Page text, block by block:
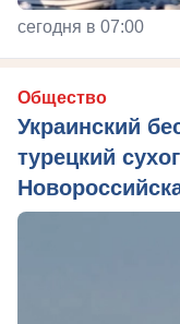
сегодня в 07:00
Общество
Украинский
турецкий